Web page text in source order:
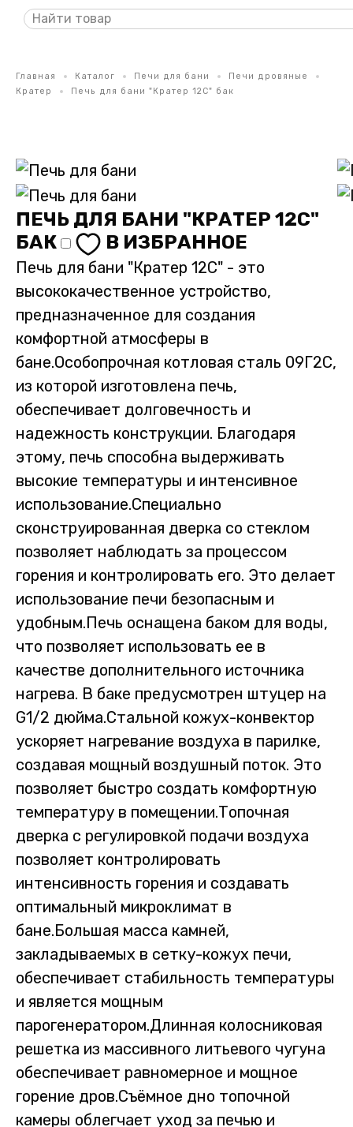
Главная Каталог Печи для бани
Печи дровяные
Кратер
Печь для бани "Кратер 12С" бак
ПЕЧЬ ДЛЯ БАНИ "КРАТЕР 12С"
БАК
В ИЗБРАННОЕ
Печь для бани "Кратер 12С" - это
высококачественное устройство,
предназначенное для создания
комфортной атмосферы в
бане.Особопрочная котловая сталь 09Г2С,
из которой изготовлена печь,
обеспечивает долговечность и
надежность конструкции. Благодаря
этому, печь способна выдерживать
высокие температуры и интенсивное
использование.Специально
сконструированная дверка со стеклом
позволяет наблюдать за процессом
горения и контролировать его. Это делает
использование печи безопасным и
удобным.Печь оснащена баком для воды,
что позволяет использовать ее в
качестве дополнительного источника
нагрева. В баке предусмотрен штуцер на
G1/2 дюйма.Стальной кожух-конвектор
ускоряет нагревание воздуха в парилке,
создавая мощный воздушный поток. Это
позволяет быстро создать комфортную
температуру в помещении.Топочная
дверка с регулировкой подачи воздуха
позволяет контролировать
интенсивность горения и создавать
оптимальный микроклимат в
бане.Большая масса камней,
закладываемых в сетку-кожух печи,
обеспечивает стабильность температуры
и является мощным
парогенератором.Длинная колосниковая
решетка из массивного литьевого чугуна
обеспечивает равномерное и мощное
горение дров.Съёмное дно топочной
камеры облегчает уход за печью и